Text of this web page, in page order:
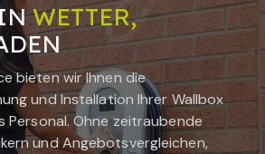
INWETTER,
bieten wir Ihnen die
und Installation Ihrer Wallbox
Personal. Ohne zeitraubende
und Angebotsvergleichen,